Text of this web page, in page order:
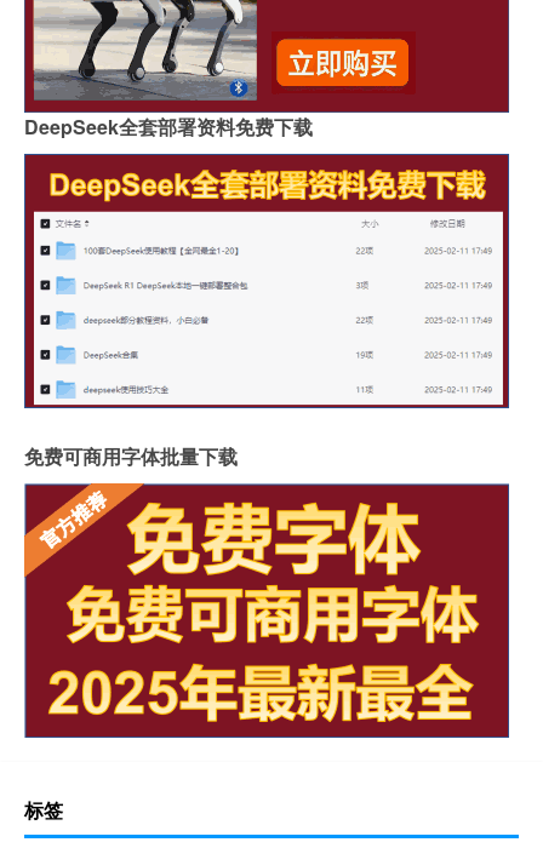
DeepSeek全套部署资料免费下载
免费可商用字体批量下载
标签